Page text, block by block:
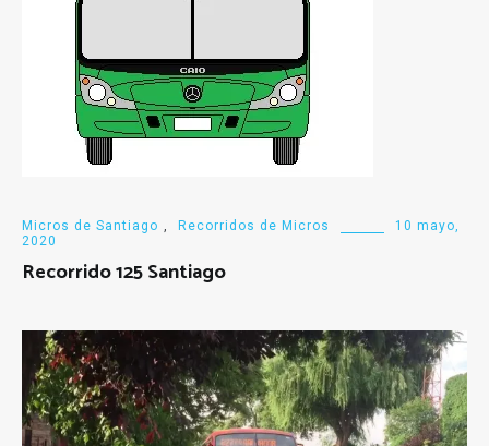
Micros de Santiago , Recorridos de Micros
10 mayo,
2020
Recorrido 125 Santiago